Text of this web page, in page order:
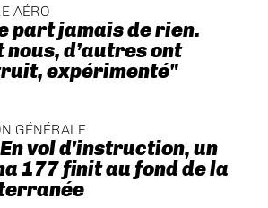
AÉRO
part jamais de rien.
nous, d’autres ont
expérimenté"
GÉNÉRALE
En vol d'instruction, un
177 finit au fond de la